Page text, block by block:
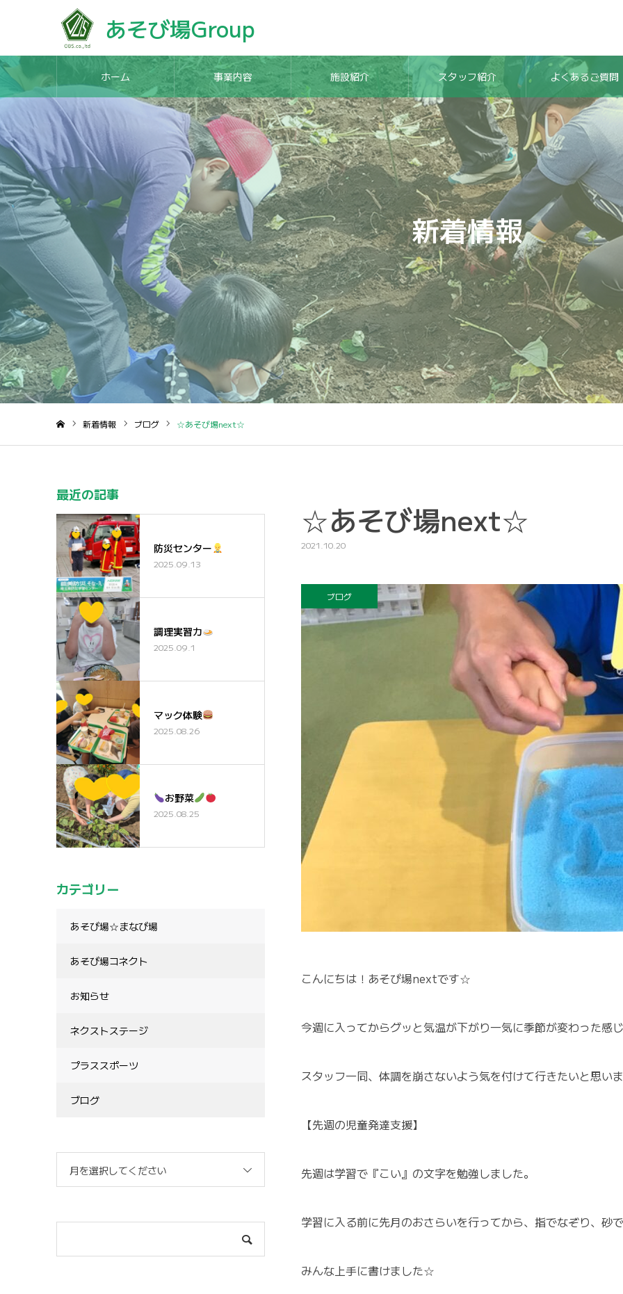
あそび場Group
ホーム 事業内容 施設紹介 スタッフ紹介 よくあるご質問
新着情報
新着情報 ブログ ☆あそび場next☆
☆あそび場next☆
2021.10.20
ブログ
こんにちは！あそび場nextです☆
今週に入ってからグッと気温が下がり一気に季節が変わった感
スタッフ一同、体調を崩さないよう気を付けて行きたいと思いま
【先週の児童発達支援】
先週は学習で『こい』の文字を勉強しました。
学習に入る前に先月のおさらいを行ってから、指でなぞり、砂
みんな上手に書けました☆
最近の記事
防災センター
2025.09.13
調理実習カ
2025.09.1
マック体験
2025.08.26
お野菜
2025.08.25
カテゴリー
あそび場☆まなび場
あそび場コネクト
お知らせ
ネクストステージ
プラススポーツ
ブログ
月を選択してください